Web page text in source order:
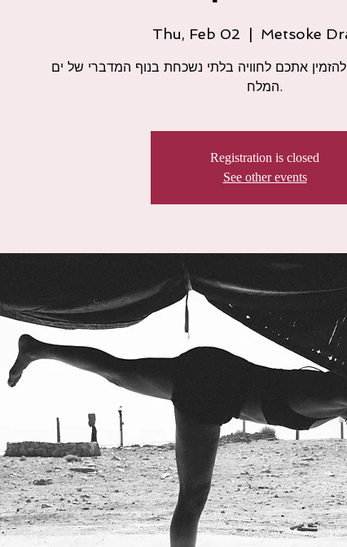
Thu, Feb 02
  |
Metsoke
אתכם לחוויה בלתי נשכחת בנוף המדברי של ים
Registration is closed
See other events